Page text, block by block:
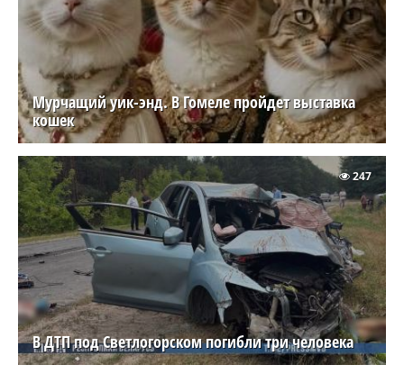
Мурчащий уик-энд. В Гомеле пройдет выставка
кошек
В ДТП под Светлогорском погибли три человека
247